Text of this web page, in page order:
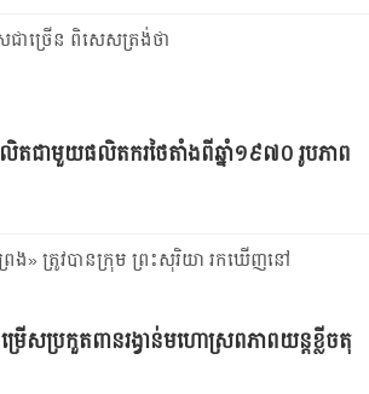
ជាច្រើន ពិសេសត្រង់ថា
លិត​ជាមួយ​ផលិតករ​ថៃ​តាំងពីឆ្នាំ​១៩៧០ រូបភាព
រេង» ត្រូវបានក្រុម ព្រះសុរិយា រកឃើញនៅ
ើសប្រកួតពានរង្វាន់មហោស្រពភាពយន្តខ្លីចតុ